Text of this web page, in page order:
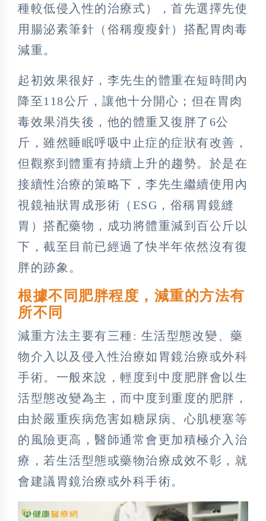
種較低侵入性的治療式），首先選擇先使
用腸泌素筆針（俗稱瘦瘦針）搭配胃肉毒
減重。
起初效果很好，李先生的體重在短時間內
降至118公斤，讓他十分開心；但在胃肉
毒效果消失後，他的體重又復胖了6公
斤，雖然睡眠呼吸中止症的症狀有改善，
但觀察到體重有持續上升的趨勢。於是在
接續性治療的策略下，李先生繼續使用內
視鏡袖狀胃成形術（ESG，俗稱胃鏡縫
胃）搭配藥物，成功將體重減到百公斤以
下，截至目前已經過了快半年依然沒有復
胖的跡象。
根據不同肥胖程度，減重的方法有
所不同
減重方法主要有三種: 生活型態改變、藥
物介入以及侵入性治療如胃鏡治療或外科
手術。一般來說，輕度到中度肥胖會以生
活型態改變為主，而中度到重度的肥胖，
由於嚴重疾病危害如糖尿病、心肌梗塞等
的風險更高，醫師通常會更加積極介入治
療，若生活型態或藥物治療成效不彰，就
會建議胃鏡治療或外科手術。